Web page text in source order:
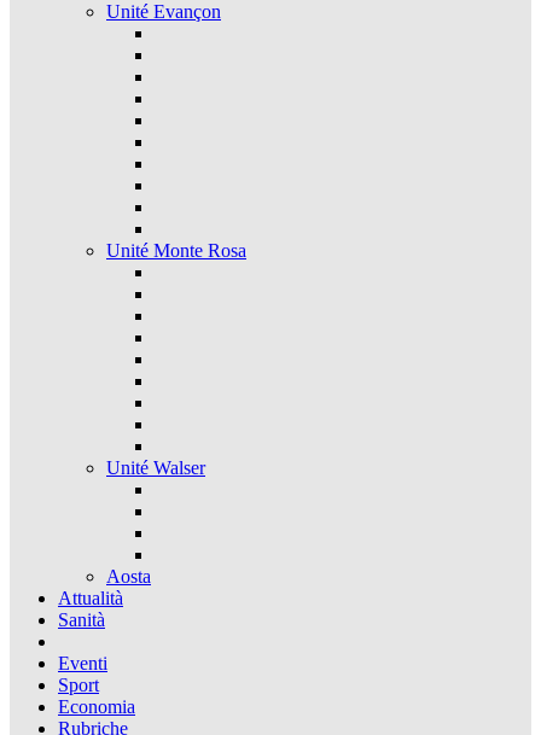
Unité Evançon
Unité Monte Rosa
Unité Walser
Aosta
Attualità
Sanità
Eventi
Sport
Economia
Rubriche